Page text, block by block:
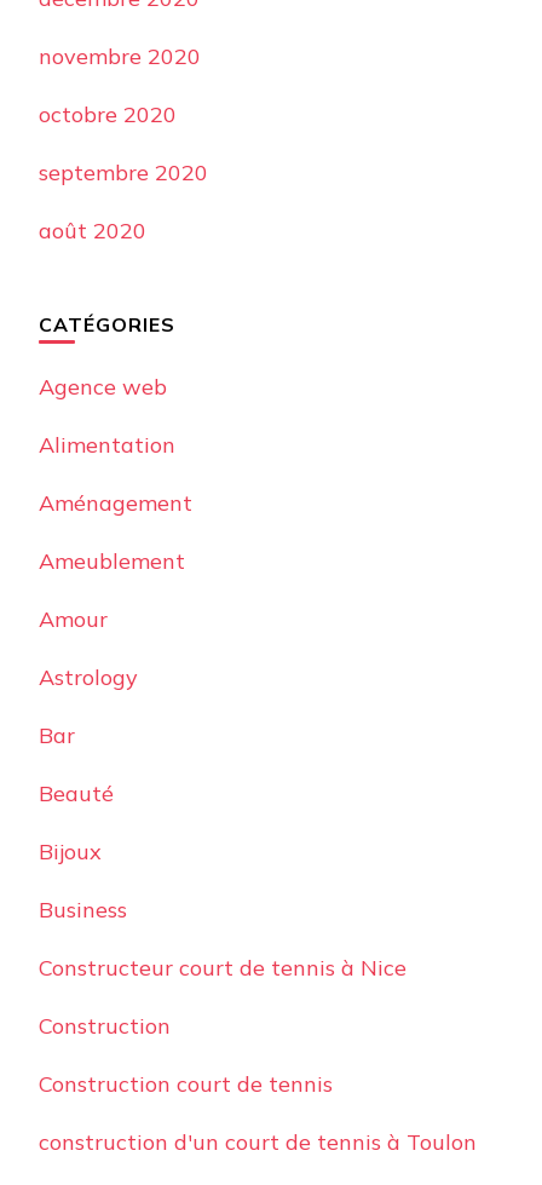
novembre 2020
octobre 2020
septembre 2020
août 2020
CATÉGORIES
Agence web
Alimentation
Aménagement
Ameublement
Amour
Astrology
Bar
Beauté
Bijoux
Business
Constructeur court de tennis à Nice
Construction
Construction court de tennis
construction d'un court de tennis à Toulon